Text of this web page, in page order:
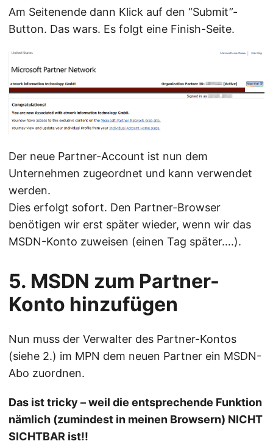
Am Seitenende dann Klick auf den “Submit”-
Button. Das wars. Es folgt eine Finish-Seite.
Der neue Partner-Account ist nun dem
Unternehmen zugeordnet und kann verwendet
werden.
Dies erfolgt sofort. Den Partner-Browser
benötigen wir erst später wieder, wenn wir das
MSDN-Konto zuweisen (einen Tag später….).
5. MSDN zum Partner-
Konto hinzufügen
Nun muss der Verwalter des Partner-Kontos
(siehe 2.) im MPN dem neuen Partner ein MSDN-
Abo zuordnen.
Das ist tricky – weil die entsprechende Funktion
nämlich (zumindest in meinen Browsern) NICHT
SICHTBAR ist!!